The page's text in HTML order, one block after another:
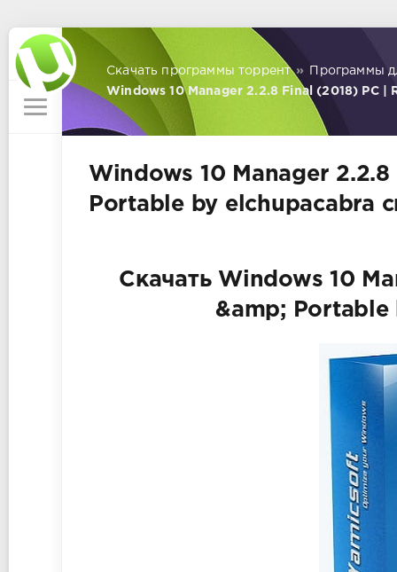
Скачать программы торрент »
Программы
Windows 10 Manager 2.2.8 Final (2018) PC |
Windows 10 Manager
Portable by elchupacabra
Скачать Windows 10
&amp; Portable